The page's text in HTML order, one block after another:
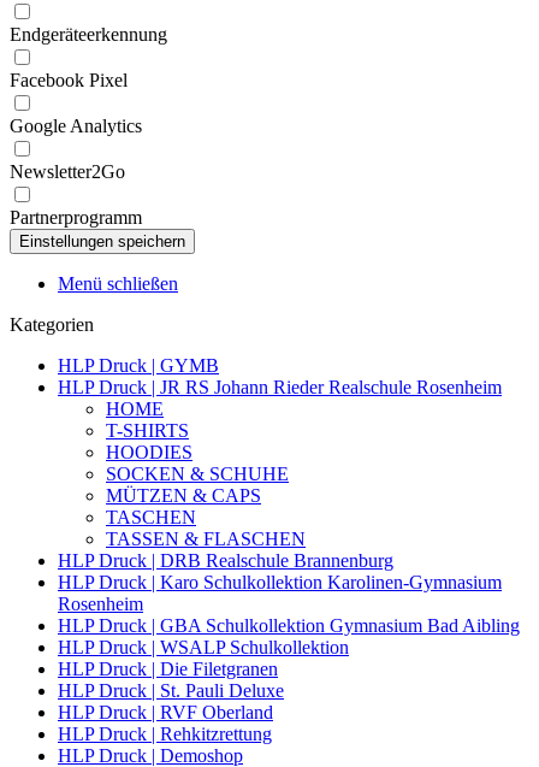
Endgeräteerkennung
Facebook Pixel
Google Analytics
Newsletter2Go
Partnerprogramm
Menü schließen
Kategorien
HLP Druck | GYMB
HLP Druck | JR RS Johann Rieder Realschule Rosenheim
HOME
T-SHIRTS
HOODIES
SOCKEN & SCHUHE
MÜTZEN & CAPS
TASCHEN
TASSEN & FLASCHEN
HLP Druck | DRB Realschule Brannenburg
HLP Druck | Karo Schulkollektion Karolinen-Gymnasium
Rosenheim
HLP Druck | GBA Schulkollektion Gymnasium Bad Aibling
HLP Druck | WSALP Schulkollektion
HLP Druck | Die Filetgranen
HLP Druck | St. Pauli Deluxe
HLP Druck | RVF Oberland
HLP Druck | Rehkitzrettung
HLP Druck | Demoshop